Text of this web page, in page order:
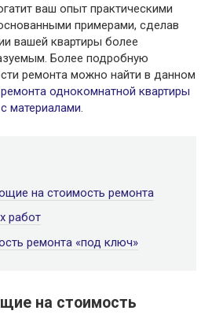
ваш опыт практическими
примерами, сделав
вашей квартиры более
Более подробную
ремонта можно найти в данном
однокомнатной квартиры
материалами.
на стоимость ремонта
работ
ремонта «под ключ»
на стоимость